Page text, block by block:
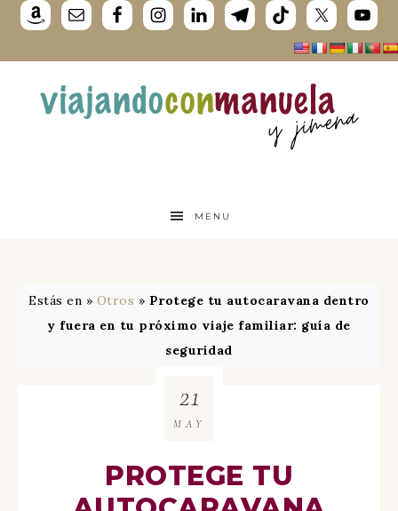
MENU
Estás en » Otros » Protege tu autocaravana dentro
y fuera en tu próximo viaje familiar: guía de
seguridad
PROTEGE TU
21
MAY